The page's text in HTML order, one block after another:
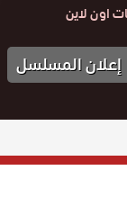
اون لاين
إعلان المسلسل